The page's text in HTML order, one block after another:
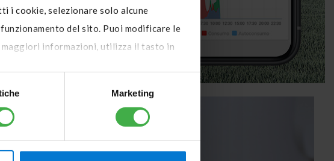
i cookie, selezionare solo alcune
del sito. Puoi modificare le
maggiori informazioni, utilizza il tasto in
Marketing